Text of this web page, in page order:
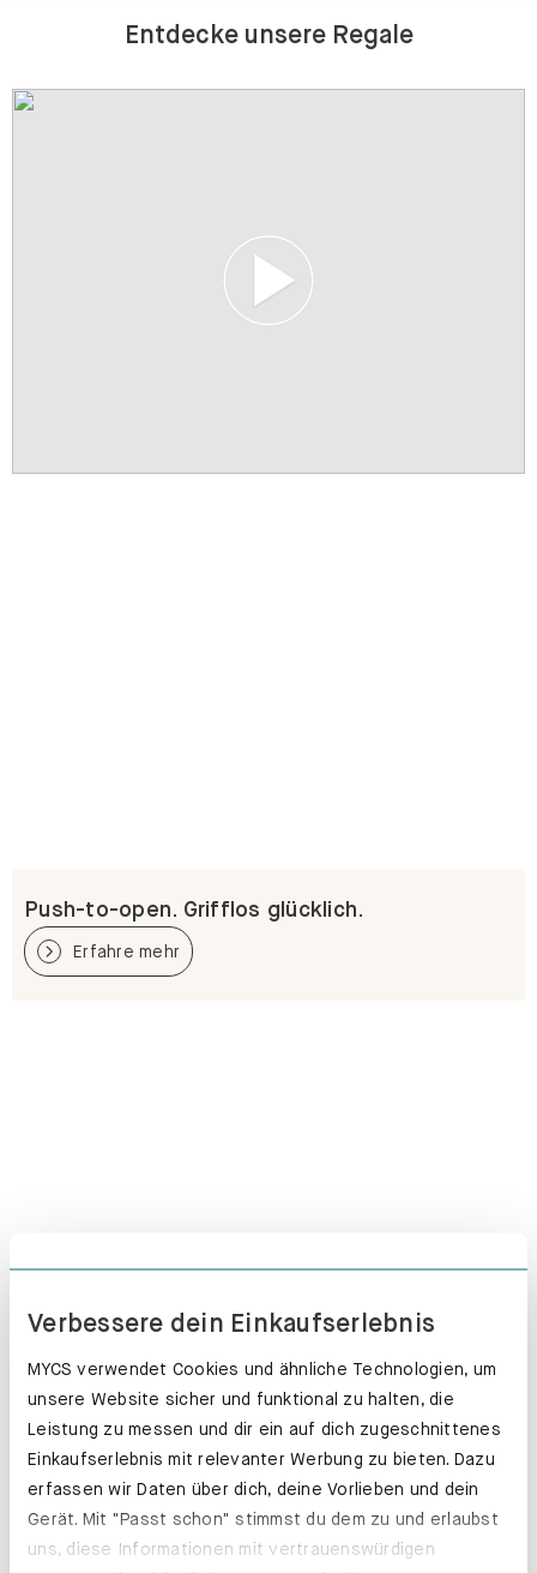
Verbessere dein Einkaufserlebnis
MYCS verwendet Cookies und ähnliche Technologien, um
unsere Website sicher und funktional zu halten, die
Leistung zu messen und dir ein auf dich zugeschnittenes
Einkaufserlebnis mit relevanter Werbung zu bieten. Dazu
erfassen wir Daten über dich, deine Vorlieben und dein
Gerät. Mit "Passt schon" stimmst du dem zu und erlaubst
uns, diese Informationen mit vertrauenswürdigen
Entdecke unsere Regale
Push-to-open. Grifflos glücklich.
Erfahre mehr
Schubladenkästen. Stabil mit Stil.
Erfahre mehr